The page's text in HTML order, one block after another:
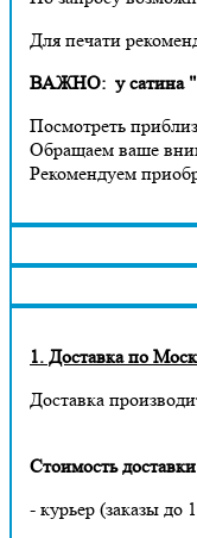
Для печати
ВАЖНО: у сатина
Посмотреть
Обращаем ваше
Рекомендуем
1. Доставка по
Доставка
Стоимость
- курьер (заказы до